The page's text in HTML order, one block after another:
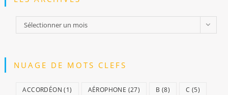
Les
archives
Sélectionner un mois
NUAGE DE MOTS CLEFS
ACCORDÉON (1) AÉROPHONE (27) B (8) C (5)